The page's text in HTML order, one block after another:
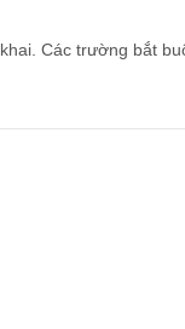
Các trường bắt